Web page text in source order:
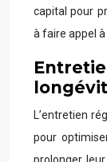
capital pour
à faire appel à
L’entretien
pour